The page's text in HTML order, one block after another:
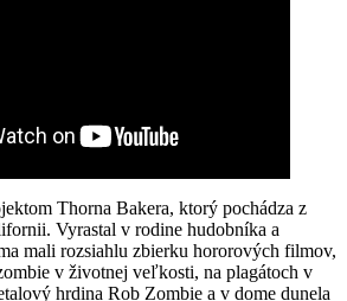
Thorna Bakera, ktorý pochádza z
Vyrastal v rodine hudobníka a
mali rozsiahlu zbierku hororových filmov,
v životnej veľkosti, na plagátoch v
hrdina Rob Zombie a v dome dunela